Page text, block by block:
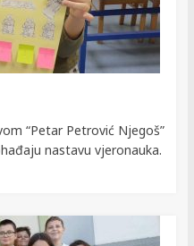
“Petar Petrović Njegoš”
nastavu vjeronauka.